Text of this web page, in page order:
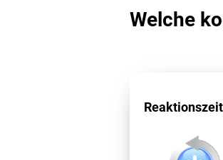
Welche